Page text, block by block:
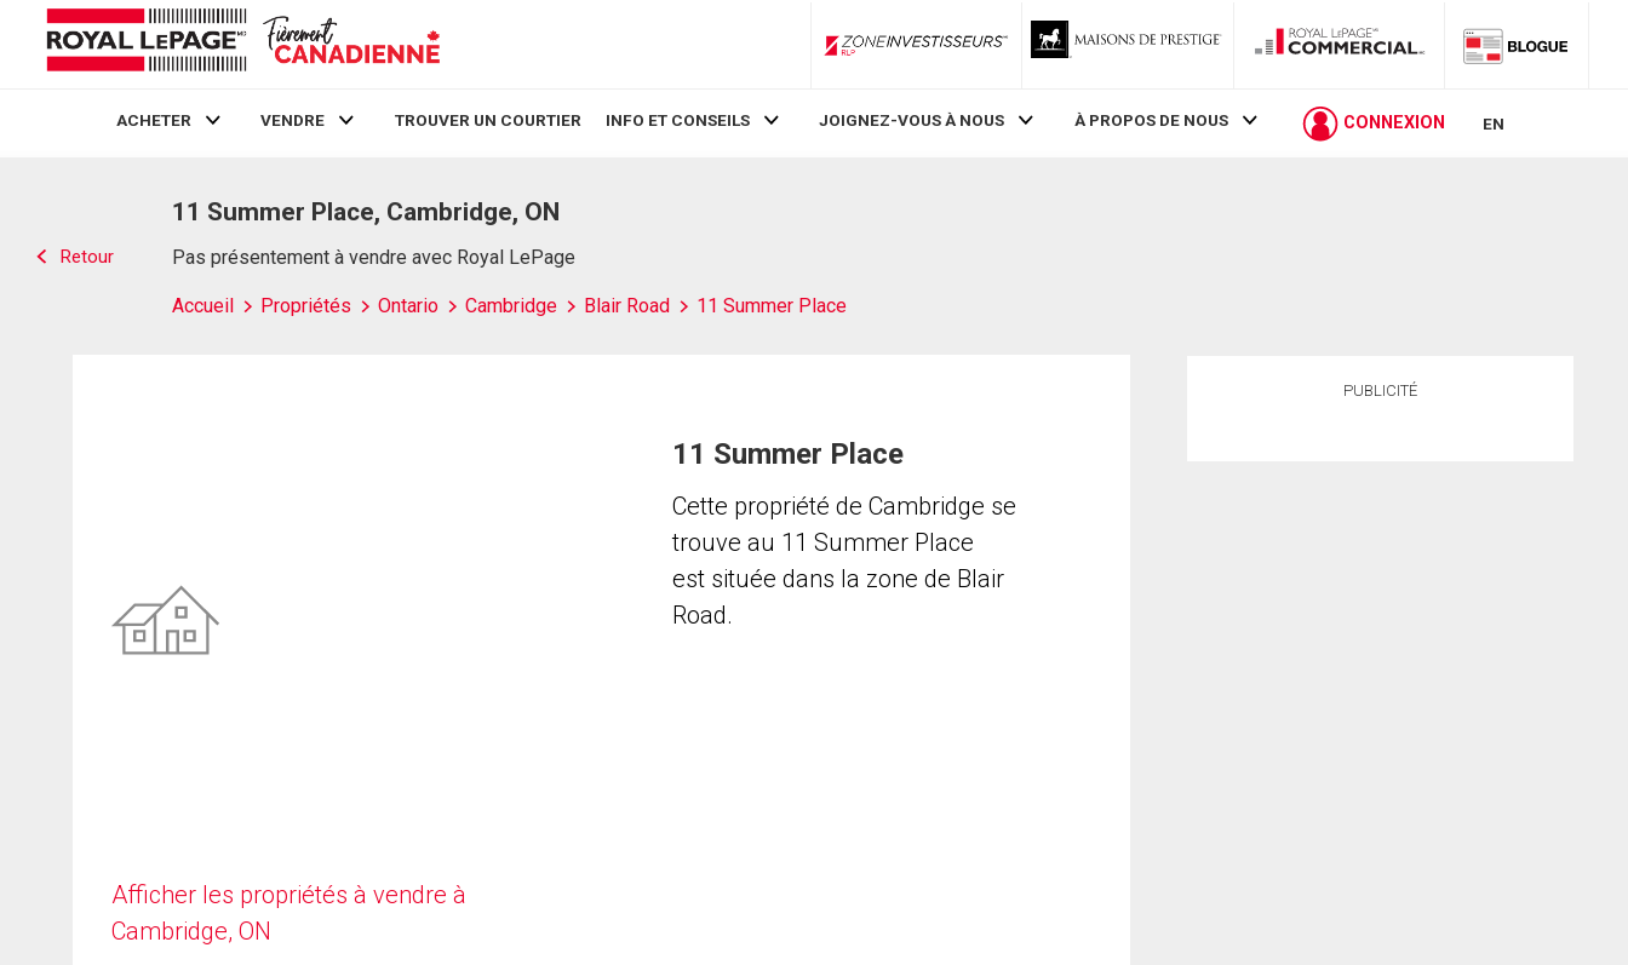
ZoneInvestisseurs RLP
ACHETER VENDRE TROUVER UN COURTIER INFO ET CONSEILS JOIGNEZ-VOUS À NOUS À PROPOS DE NOUS CONNEXION EN
Retour
11 Summer Place, Cambridge, ON
Pas présentement à vendre avec Royal LePage
Accueil Propriétés Ontario Cambridge Blair Road 11 Summer Place
Afficher les propriétés à vendre à
Cambridge, ON
11 Summer Place
Cette propriété de Cambridge se
trouve au 11 Summer Place
est située dans la zone de Blair
Road.
PUBLICITÉ